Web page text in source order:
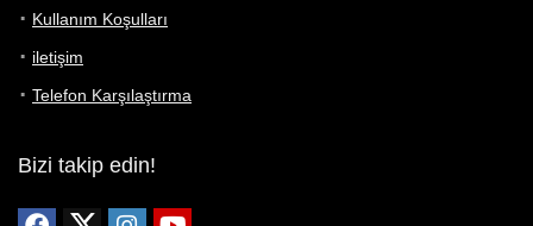
Kullanım Koşulları
iletişim
Telefon Karşılaştırma
Bizi takip edin!